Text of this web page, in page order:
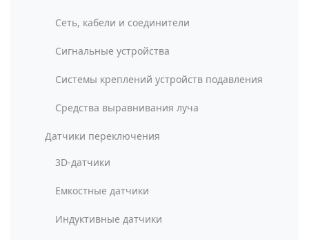
Сеть, кабели и соединители
Сигнальные устройства
Системы креплений устройств подавления
Средства выравнивания луча
Датчики переключения
3D-датчики
Емкостные датчики
Индуктивные датчики